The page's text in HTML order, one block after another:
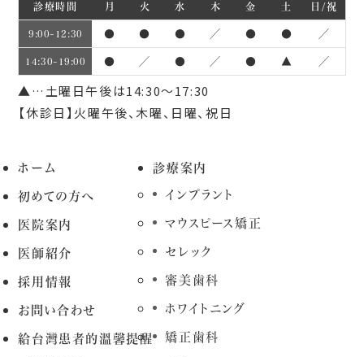
診療時間 月 火 水 木 金 土 日/祝
9:00~12:30 ● ● ● ／ ● ● ／
14:30~19:00 ● ／ ● ／ ● ▲ ／
▲…土曜日午後は14:30～17:30
【休診日】火曜午後、木曜、日曜、祝日
ホーム
初めての方へ
医院案内
医師紹介
採用情報
お問い合わせ
給台灣患者的溫馨提醒
診療案内
インプラント
マウスピース矯正
セレック
審美歯科
ホワイトニング
矯正歯科